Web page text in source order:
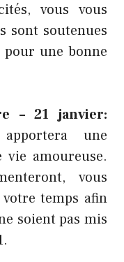
vous vous
sont soutenues
une bonne
– 21 janvier:
une
amoureuse.
vous
temps afin
soient pas mis